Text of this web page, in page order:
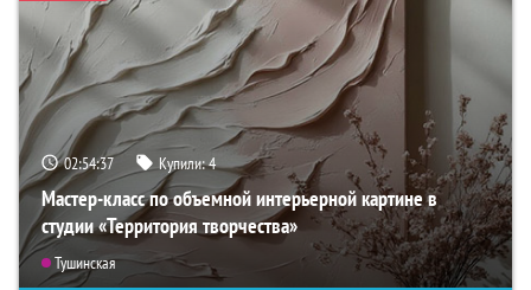
02:54:36 Купили:4
Мастер-класс по объемной интерьерной картине в
студии «Территория творчества»
Тушинская